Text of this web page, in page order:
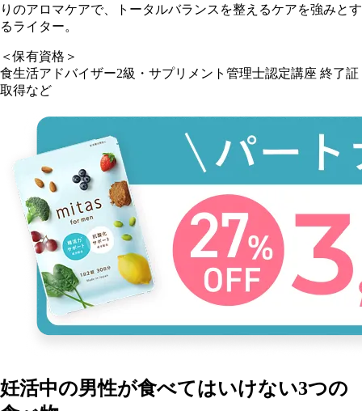
りのアロマケアで、トータルバランスを整えるケアを強みとす
るライター。
＜保有資格＞
食生活アドバイザー2級・サプリメント管理士認定講座 終了証
取得など
妊活中の男性が食べてはいけない3つの